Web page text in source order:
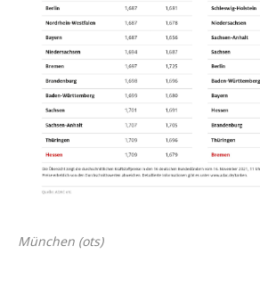
München (ots)